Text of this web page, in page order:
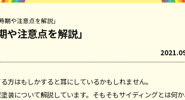
期や注意点を解説」
注意点を解説」
方はもしかすると耳にしているかもしれません。
装について解説しています。そもそもサイディングとは何